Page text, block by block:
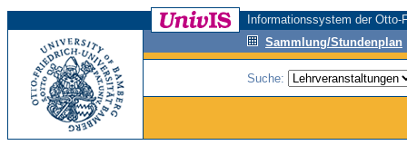
Informationssystem der
Sammlung/Stundenplan
Suche: